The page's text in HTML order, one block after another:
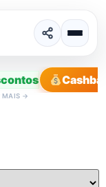
MAIS →